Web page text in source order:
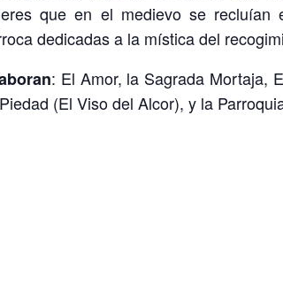
que en el medievo se
dedicadas a la mística del
: El Amor, la Sagrada Mortaja,
(El Viso del Alcor), y la